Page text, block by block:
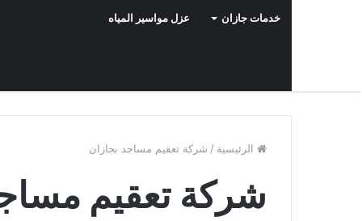
خدمات جازان عزل مواسير المياه
الرئيسية / شركة تعقيم مساجد بجازان
شركة تعقيم